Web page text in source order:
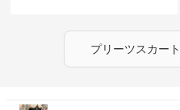
プリーツスカート